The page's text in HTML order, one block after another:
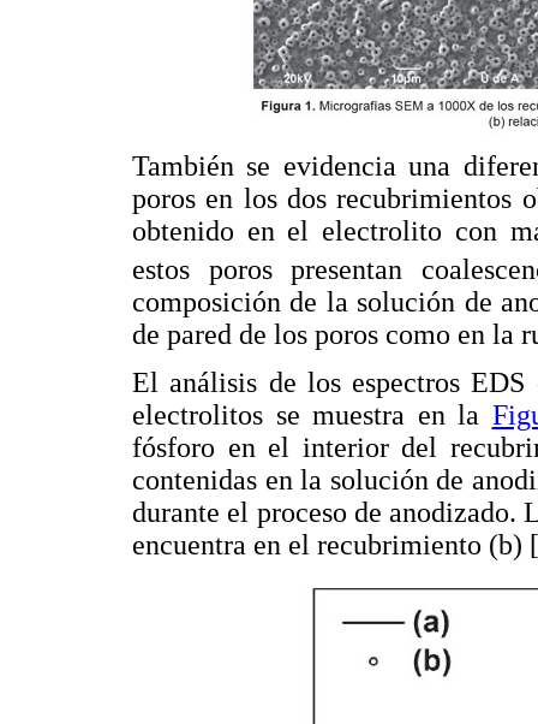
También se evidencia una
poros en los dos recubrimientos
obtenido en el electrolito con
estos poros presentan
composición de la solución de
de pared de los poros como en la
El análisis de los espectros
electrolitos se muestra en la
fósforo en el interior del
contenidas en la solución de
durante el proceso de anodizado.
encuentra en el recubrimiento (b)